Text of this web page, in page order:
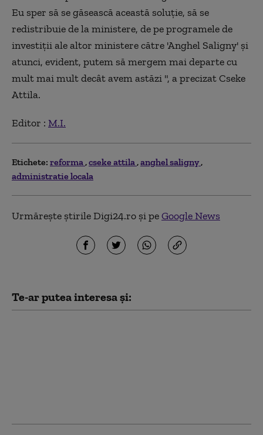
Eu sper să se găsească această soluţie, să se
redistribuie de la ministere, de pe programele de
investiţii ale altor ministere către 'Anghel Saligny' şi
atunci, evident, putem să mergem mai departe cu
mult mai mult decât avem astăzi ", a precizat Cseke
Attila.
Editor : M.I.
Etichete: reforma cseke attila anghel saligny
administratie locala
Urmărește știrile Digi24.ro și peGoogle News
Te-ar putea interesa și: